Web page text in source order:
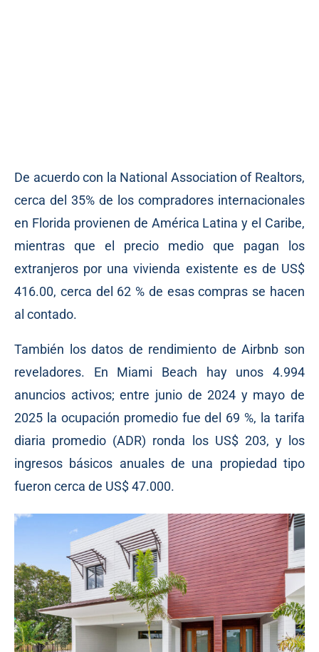
De acuerdo con la National Association of Realtors,
cerca del 35% de los compradores internacionales
en Florida provienen de América Latina y el Caribe,
mientras que el precio medio que pagan los
extranjeros por una vivienda existente es de US$
416.00, cerca del 62 % de esas compras se hacen
al contado.
También los datos de rendimiento de Airbnb son
reveladores. En Miami Beach hay unos 4.994
anuncios activos; entre junio de 2024 y mayo de
2025 la ocupación promedio fue del 69 %, la tarifa
diaria promedio (ADR) ronda los US$ 203, y los
ingresos básicos anuales de una propiedad tipo
fueron cerca de US$ 47.000.